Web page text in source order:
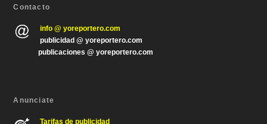
Contacto
info @ yoreportero.com
publicidad @ yoreportero.com
publicaciones @ yoreportero.com
Anunciate
Tarifas de publicidad